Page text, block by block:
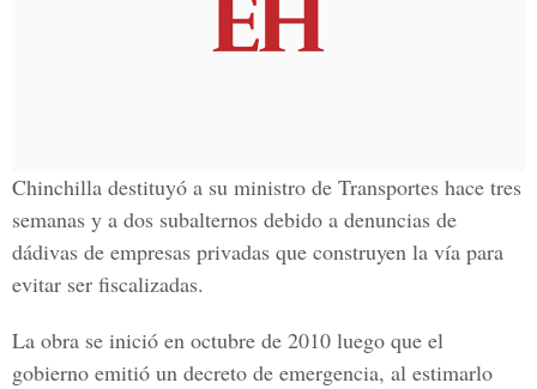
Chinchilla destituyó a su ministro de Transportes hace tres
semanas y a dos subalternos debido a denuncias de
dádivas de empresas privadas que construyen la vía para
evitar ser fiscalizadas.
La obra se inició en octubre de 2010 luego que el
gobierno emitió un decreto de emergencia, al estimarlo